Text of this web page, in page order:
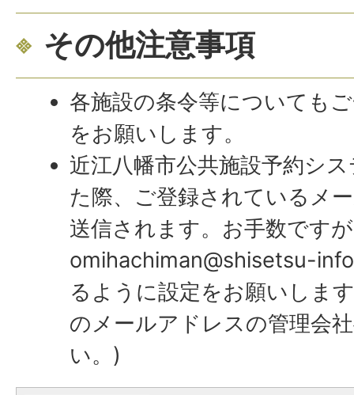
その他注意事項
各施設の条令等についても
をお願いします。
近江八幡市公共施設予約シ
た際、ご登録されているメ
送信されます。お手数です
omihachiman@shisetsu-
るように設定をお願いしま
のメールアドレスの管理会
い。)